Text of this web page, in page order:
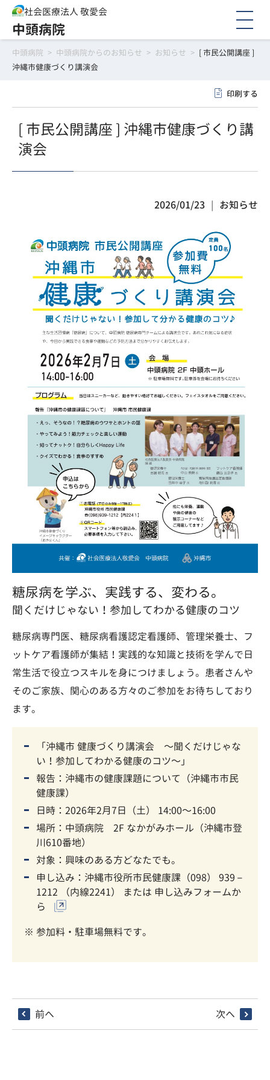
社会医療法人 敬愛会
中頭病院
中頭病院 > 中頭病院からのお知らせ > お知らせ > [ 市民公開講座 ]
沖縄市健康づくり講演会
印刷する
[ 市民公開講座 ] 沖縄市健康づくり講
演会
2026/01/23 お知らせ
糖尿病を学ぶ、実践する、変わる。
聞くだけじゃない！参加してわかる健康のコツ
糖尿病専門医、糖尿病看護認定看護師、管理栄養士、フ
ットケア看護師が集結！実践的な知識と技術を学んで日
常生活で役立つスキルを身につけましょう。患者さんや
そのご家族、関心のある方々のご参加をお待ちしており
ます。
「沖縄市 健康づくり講演会 〜聞くだけじゃな
い！参加してわかる健康のコツ〜」
報告：沖縄市の健康課題について（沖縄市市民
健康課）
日時：2026年2月7日（土） 14:00〜16:00
場所：中頭病院 2F なかがみホール（沖縄市登
川610番地）
対象：興味のある方どなたでも。
申し込み： 沖縄市役所市民健康課（098） 939 –
1212 （内線2241）
または 申し込みフォームか
ら
※ 参加料・駐車場無料です。
前へ 次へ